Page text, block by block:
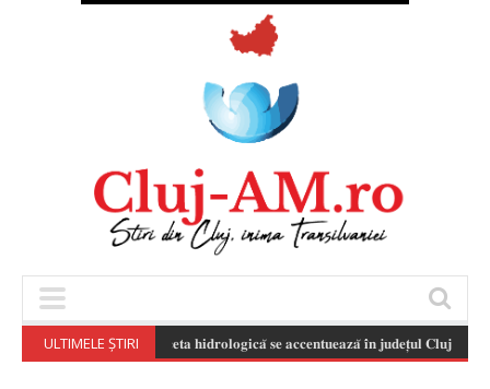
ULTIMELE ȘTIRI𝐒𝐞𝐜𝐞𝐭𝐚 𝐡𝐢𝐝𝐫𝐨𝐥𝐨𝐠𝐢𝐜𝐚̆ 𝐬𝐞 𝐚𝐜𝐜𝐞𝐧𝐭𝐮𝐞𝐚𝐳𝐚̆ 𝐢̂𝐧 𝐣𝐮𝐝𝐞𝐭̦𝐮𝐥 𝐂𝐥𝐮𝐣 𝐬̦𝐢 𝐢̂𝐧